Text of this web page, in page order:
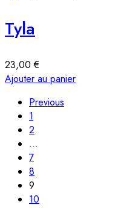
Tyla
23,00€
Ajouter au panier
Previous
1
2
…
7
8
9
10